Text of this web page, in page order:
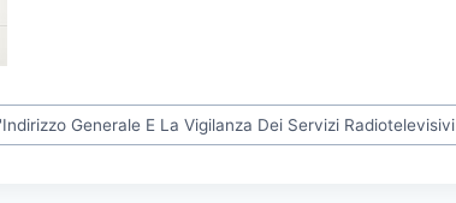
Generale E La Vigilanza Dei Servizi Radiotelevisivi